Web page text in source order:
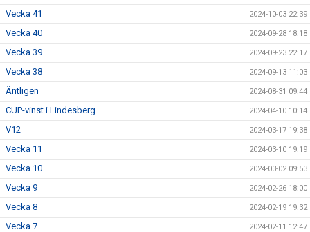
Vecka 41 2024-10-03 22:39
Vecka 40 2024-09-28 18:18
Vecka 39 2024-09-23 22:17
Vecka 38 2024-09-13 11:03
Äntligen 2024-08-31 09:44
CUP-vinst i Lindesberg 2024-04-10 10:14
V12 2024-03-17 19:38
Vecka 11 2024-03-10 19:19
Vecka 10 2024-03-02 09:53
Vecka 9 2024-02-26 18:00
Vecka 8 2024-02-19 19:32
Vecka 7 2024-02-11 12:47